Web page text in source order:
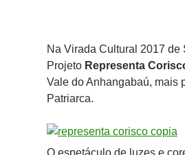
Na Virada Cultural 2017
Projeto Representa
Vale do Anhangabaú, mais
Patriarca.
O espetáculo de luzes e